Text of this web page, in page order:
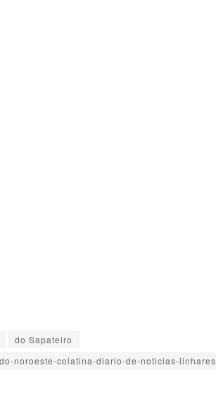
do Sapateiro
noroeste-colatina-diario-de-noticias-linhares